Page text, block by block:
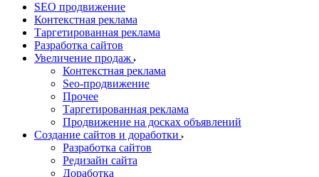
SEO продвижение
Контекстная реклама
Таргетированная реклама
Разработка сайтов
Увеличение продаж
Контекстная реклама
Seo-продвижение
Прочее
Таргетированная реклама
Продвижение на досках объявлений
Создание сайтов и доработки
Разработка сайтов
Редизайн сайта
Доработка